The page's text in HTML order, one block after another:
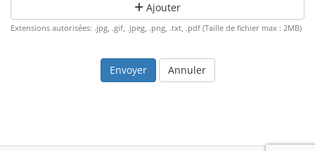
Ajouter
Extensions autorisées: .jpg, .gif, .jpeg, .png, .txt, .pdf (Taille de fichier max : 2MB)
Annuler